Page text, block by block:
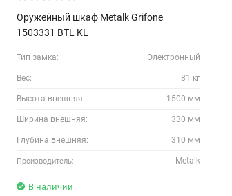
Оружейный шкаф Metalk Grifone
1503331 BTL KL
Тип замка: Электронный
Вес: 81 кг
Высота внешняя: 1500 мм
Ширина внешняя: 330 мм
Глубина внешняя: 310 мм
Производитель: Metalk
В наличии